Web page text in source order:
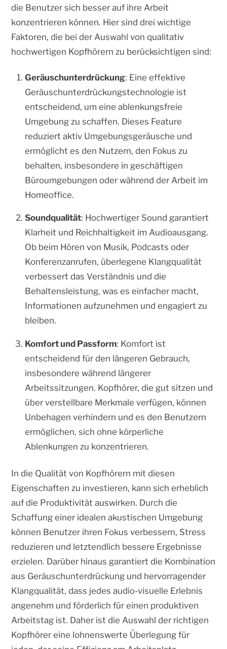
die Benutzer sich besser auf ihre Arbeit
konzentrieren können. Hier sind drei wichtige
Faktoren, die bei der Auswahl von qualitativ
hochwertigen Kopfhörern zu berücksichtigen sind:
Geräuschunterdrückung: Eine effektive
Geräuschunterdrückungstechnologie ist
entscheidend, um eine ablenkungsfreie
Umgebung zu schaffen. Dieses Feature
reduziert aktiv Umgebungsgeräusche und
ermöglicht es den Nutzern, den Fokus zu
behalten, insbesondere in geschäftigen
Büroumgebungen oder während der Arbeit im
Homeoffice.
Soundqualität: Hochwertiger Sound garantiert
Klarheit und Reichhaltigkeit im Audioausgang.
Ob beim Hören von Musik, Podcasts oder
Konferenzanrufen, überlegene Klangqualität
verbessert das Verständnis und die
Behaltensleistung, was es einfacher macht,
Informationen aufzunehmen und engagiert zu
bleiben.
Komfort und Passform: Komfort ist
entscheidend für den längeren Gebrauch,
insbesondere während längerer
Arbeitssitzungen. Kopfhörer, die gut sitzen und
über verstellbare Merkmale verfügen, können
Unbehagen verhindern und es den Benutzern
ermöglichen, sich ohne körperliche
Ablenkungen zu konzentrieren.
In die Qualität von Kopfhörern mit diesen
Eigenschaften zu investieren, kann sich erheblich
auf die Produktivität auswirken. Durch die
Schaffung einer idealen akustischen Umgebung
können Benutzer ihren Fokus verbessern, Stress
reduzieren und letztendlich bessere Ergebnisse
erzielen. Darüber hinaus garantiert die Kombination
aus Geräuschunterdrückung und hervorragender
Klangqualität, dass jedes audio-visuelle Erlebnis
angenehm und förderlich für einen produktiven
Arbeitstag ist. Daher ist die Auswahl der richtigen
Kopfhörer eine lohnenswerte Überlegung für